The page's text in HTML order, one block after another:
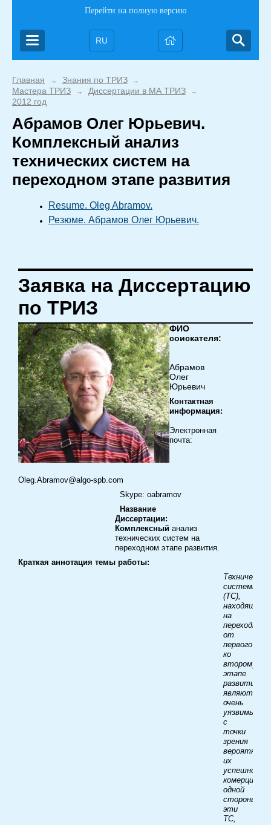
Перейти на полную версию
RU
Главная → Знания по ТРИЗ →
Мастера ТРИЗ → Диссертации в МА ТРИЗ →
2012 год
Абрамов Олег Юрьевич.
Комплексный анализ
технических систем на
переходном этапе развития
Resume. Oleg Abramov.
Резюме. Абрамов Олег Юрьевич.
Заявка на Диссертацию
по ТРИЗ
ФИО
соискателя:
Абрамов
Олег
Юрьевич
Контактная
информация:
Электронная
почта:
O leg.Abramov@algo-spb.com
Skype: oabramov
Название
Диссертации:
Комплексный анализ
технических систем на
переходном этапе развития.
Краткая аннотация темы работы:
Технические
системы
(ТС),
на
переходном
от
первого
ко
второму
этапе
развития,
являются
очень
уязвимыми
с
точки
зрения
их
успешной
одной
стороны,
эти
ТС,